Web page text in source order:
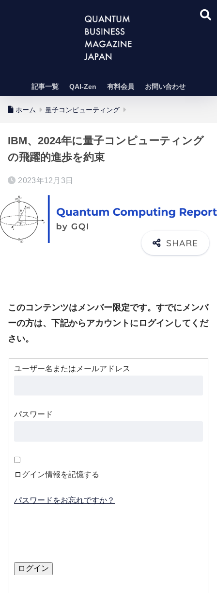
記事一覧 QAI-Zen 有料会員 お問い合わせ
ホーム 量子コンピューティング
IBM、2024年に量子コンピューティング
の飛躍的進歩を約束
2023年12月3日
このコンテンツはメンバー限定です。すでにメンバ
ーの方は、下記からアカウントにログインしてくだ
さい。
ユーザー名またはメールアドレス
パスワード
ログイン情報を記憶する
パスワードをお忘れですか？